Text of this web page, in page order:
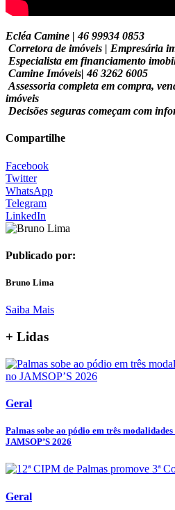
Ecléa Camine | 46 99934 0853
Corretora de imóveis | Empresária
Especialista em financiamento
Camine Imóveis| 46 3262 6005
Assessoria completa em compra,
imóveis
Decisões seguras começam com
Compartilhe
Facebook
Twitter
WhatsApp
Telegram
LinkedIn
Publicado por:
Bruno Lima
Saiba Mais
+ Lidas
Geral
Palmas sobe ao pódio em três
JAMSOP’S 2026
Geral